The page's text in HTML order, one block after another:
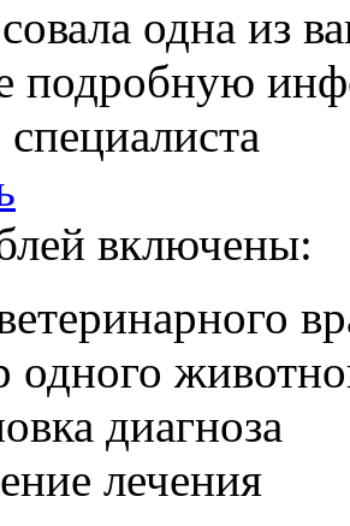
одна из
подробную
включены:
одного
диагноза
лечения